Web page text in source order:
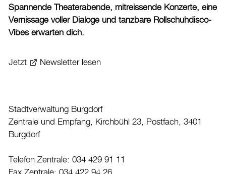
Öffnungszeiten & Kontakt
Veranstaltungskalender
Drucken
Spannende Theaterabende, mitreissende Konzerte, eine
Vernissage voller Dialoge und tanzbare Rollschuhdisco-
Vibes erwarten dich.
Jetzt Newsletter lesen
Stadtverwaltung Burgdorf
Zentrale und Empfang, Kirchbühl 23, Postfach, 3401
Burgdorf
Telefon Zentrale: 034 429 91 11